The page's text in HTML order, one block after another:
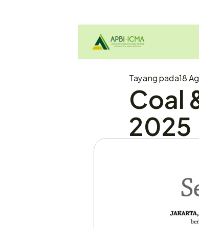
Tayang pada18
Coal
2025